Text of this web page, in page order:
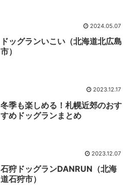
2024.05.07
ドッグランいこい（北海道北広島
市）
2023.12.17
冬季も楽しめる！札幌近郊のおす
すめドッグランまとめ
2023.12.07
石狩ドッグランDANRUN（北海
道石狩市）